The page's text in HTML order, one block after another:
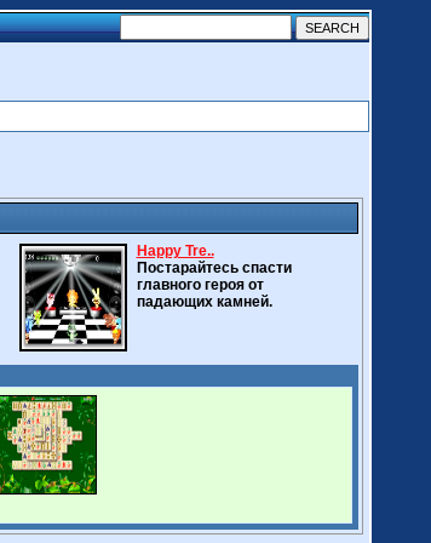
Happy Tre..
Постарайтесь спасти
главного героя от
падающих камней.